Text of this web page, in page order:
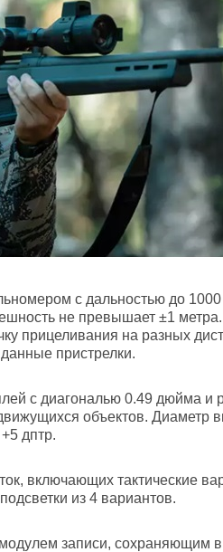
с дальностью до
не превышает ±1
прицеливания на разных
пристрелки.
с диагональю 0.49 дюйма
объектов.
дптр.
включающих тактические
из 4 вариантов.
записи,